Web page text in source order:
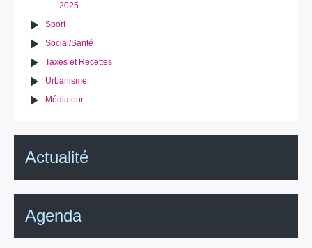
2025
Sport
Social/Santé
Taxes et Recettes
Urbanisme
Médiateur
Actualité
Agenda